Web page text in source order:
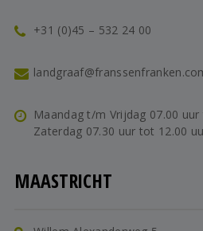
+31 (0)45 – 532 24 00
Maandag t/m Vrijdag 07.00
Zaterdag 07.30 uur tot 12.00
MAASTRICHT